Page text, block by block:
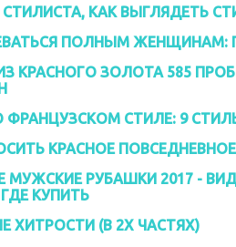
КАК ВЫГЛЯДЕТЬ
ПОЛНЫМ ЖЕНЩИНАМ:
КРАСНОГО ЗОЛОТА 585
ФРАНЦУЗСКОМ СТИЛЕ: 9
КРАСНОЕ
МУЖСКИЕ РУБАШКИ 2017 -
КУПИТЬ
ХИТРОСТИ (В 2Х ЧАСТЯХ)